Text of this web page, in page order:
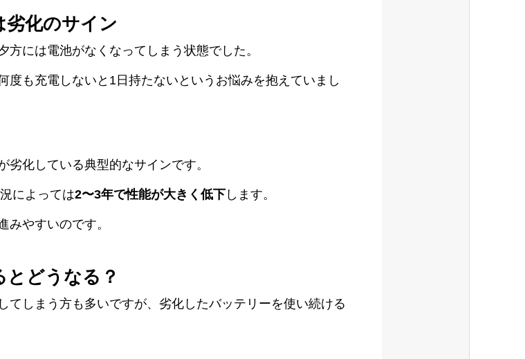
化のサイン
には電池がなくなってしまう状態でした。
度も充電しないと1日持たないというお悩みを抱えていまし
化している典型的なサインです。
によっては2〜3年で性能が大きく低下 します。
みやすいのです。
どうなる？
てしまう方も多いですが、劣化したバッテリーを使い続ける